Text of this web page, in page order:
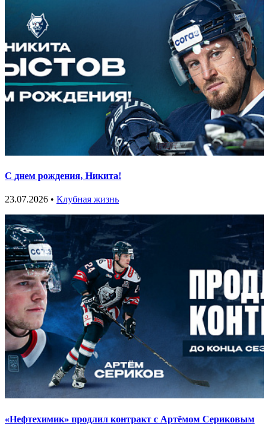
С днем рождения, Никита!
23.07.2026 • Клубная жизнь
«Нефтехимик» продлил контракт с Артёмом Сериковым